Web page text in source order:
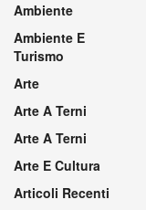
Ambiente
Ambiente E
Turismo
Arte
Arte A Terni
Arte A Terni
Arte E Cultura
Articoli Recenti